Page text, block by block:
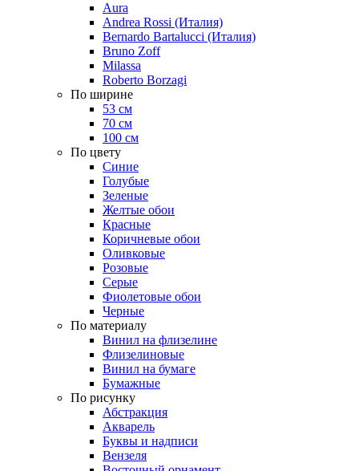
Aura
Andrea Rossi (Италия)
Bernardo Bartalucci (Италия)
Bruno Zoff
Milassa
Roberto Borzagi
По ширине
53 см
70 см
100 см
По цвету
Синие
Голубые
Зеленые
Желтые обои
Красные
Коричневые обои
Оливковые
Розовые
Серые
Фиолетовые обои
Черные
По материалу
Винил на флизелине
Флизелиновые
Винил на бумаге
Бумажные
По рисунку
Абстракция
Акварель
Буквы и надписи
Вензеля